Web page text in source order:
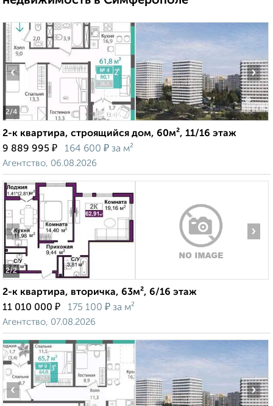
2/4
‹ ›
2-к квартира, строящийся дом, 60м², 11/16 этаж
9 889 995 ₽ 164 600 ₽ за м²
Агентство, 06.08.2026
2/2
‹ ›
2-к квартира, вторичка, 63м², 6/16 этаж
11 010 000 ₽ 175 100 ₽ за м²
Агентство, 07.08.2026
‹ ›